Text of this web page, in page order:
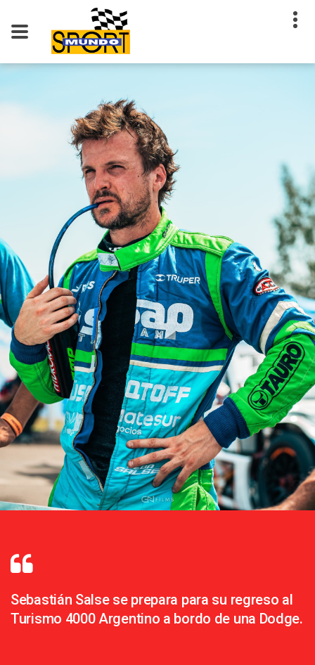
Sebastián Salse se prepara para su regreso al
Turismo 4000 Argentino a bordo de una Dodge.